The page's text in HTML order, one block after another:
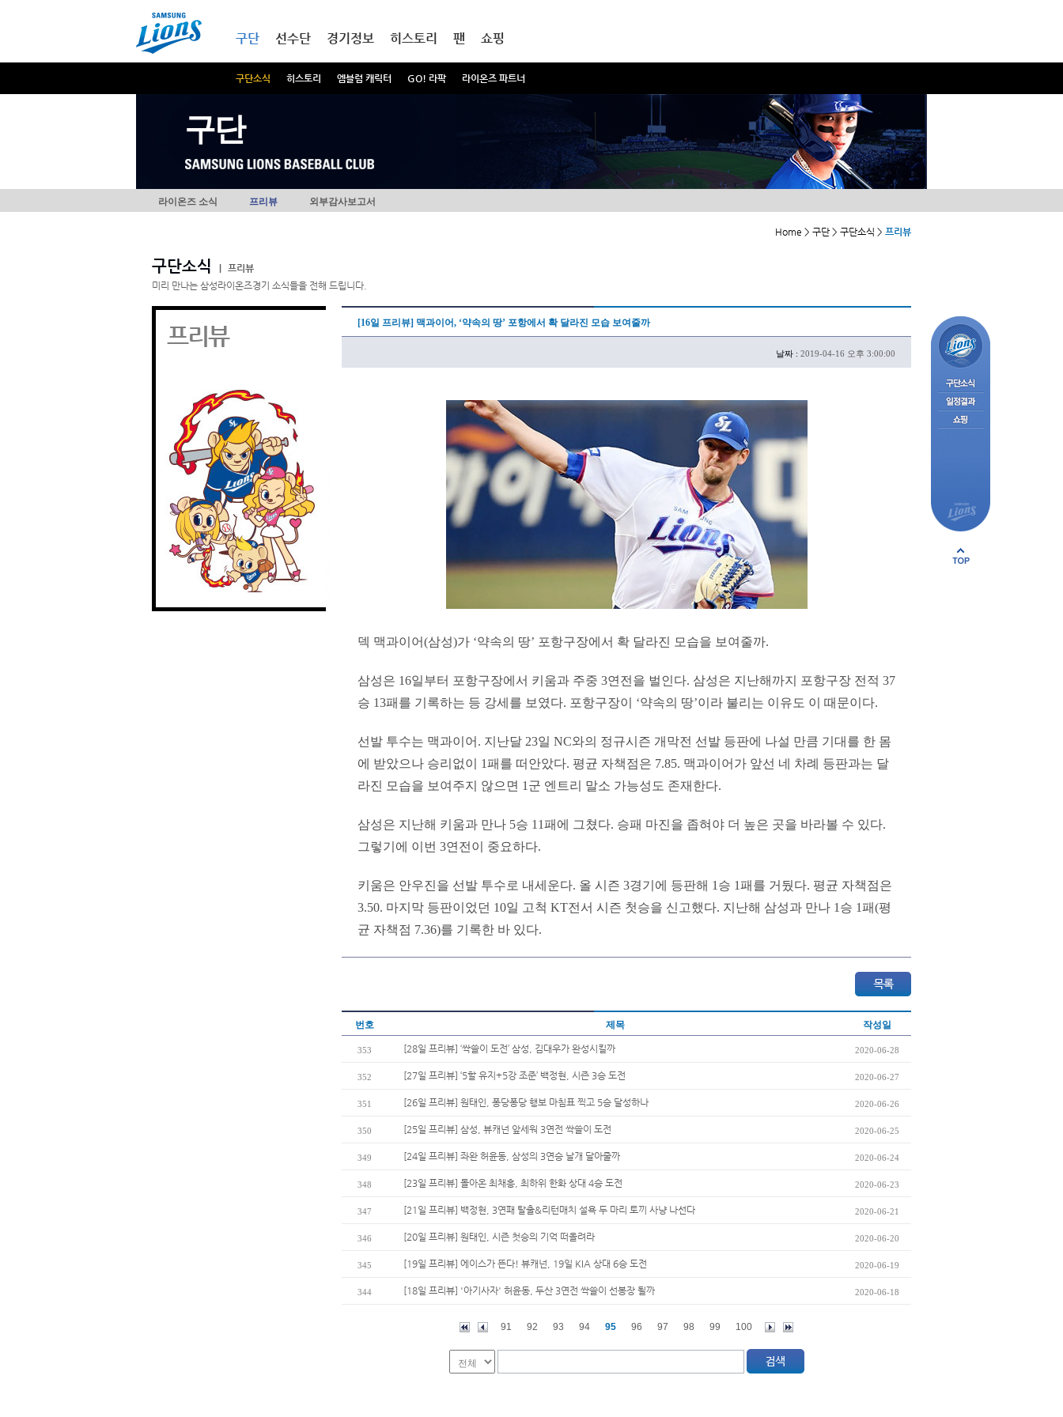
구단
구단소식 히스토리 엠블럼 캐릭터 GO! 라팍 라이온즈 파트너
선수단 경기정보 히스토리 팬 쇼핑
구단
라이온즈 소식 프리뷰 외부감사보고서
Home > 구단 > 구단소식 > 프리뷰
구단소식
프리뷰
미리 만나는 삼성라이온즈경기 소식들을 전해 드립니다.
프리뷰 [16일 프리뷰] 맥과이어, ‘약속의 땅’ 포항에서 확 달라진 모습 보여줄까
날짜 : 2019-04-16 오후 3:00:00
덱 맥과이어(삼성)가 ‘약속의 땅’ 포항구장에서 확 달라진 모습을 보여줄까.
삼성은 16일부터 포항구장에서 키움과 주중 3연전을 벌인다. 삼성은 지난해까지 포항구장 전적 37
승 13패를 기록하는 등 강세를 보였다. 포항구장이 ‘약속의 땅’이라 불리는 이유도 이 때문이다.
선발 투수는 맥과이어. 지난달 23일 NC와의 정규시즌 개막전 선발 등판에 나설 만큼 기대를 한 몸
에 받았으나 승리없이 1패를 떠안았다. 평균 자책점은 7.85. 맥과이어가 앞선 네 차례 등판과는 달
라진 모습을 보여주지 않으면 1군 엔트리 말소 가능성도 존재한다.
삼성은 지난해 키움과 만나 5승 11패에 그쳤다. 승패 마진을 좁혀야 더 높은 곳을 바라볼 수 있다.
그렇기에 이번 3연전이 중요하다.
키움은 안우진을 선발 투수로 내세운다. 올 시즌 3경기에 등판해 1승 1패를 거뒀다. 평균 자책점은
3.50. 마지막 등판이었던 10일 고척 KT전서 시즌 첫승을 신고했다. 지난해 삼성과 만나 1승 1패(평
균 자책점 7.36)를 기록한 바 있다.
번호 제목 작성일
353 [28일 프리뷰] ‘싹쓸이 도전’ 삼성, 김대우가 완성시킬까 2020-06-28
352 [27일 프리뷰] ‘5할 유지+5강 조준’ 백정현, 시즌 3승 도전 2020-06-27
351 [26일 프리뷰] 원태인, 퐁당퐁당 행보 마침표 찍고 5승 달성하나 2020-06-26
350 [25일 프리뷰] 삼성, 뷰캐넌 앞세워 3연전 싹쓸이 도전 2020-06-25
349 [24일 프리뷰] 좌완 허윤동, 삼성의 3연승 날개 달아줄까 2020-06-24
348 [23일 프리뷰] 돌아온 최채흥, 최하위 한화 상대 4승 도전 2020-06-23
347 [21일 프리뷰] 백정현, 3연패 탈출&리턴매치 설욕 두 마리 토끼 사냥 나선다 2020-06-21
346 [20일 프리뷰] 원태인, 시즌 첫승의 기억 떠올려라 2020-06-20
345 [19일 프리뷰] 에이스가 뜬다! 뷰캐넌, 19일 KIA 상대 6승 도전 2020-06-19
344 [18일 프리뷰] '아기사자' 허윤동, 두산 3연전 싹쓸이 선봉장 될까 2020-06-18
91 92 93 94 95 96 97 98 99 100